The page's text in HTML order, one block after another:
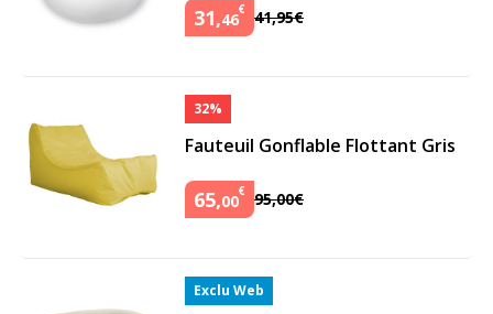
31,46€ 41,95€
32%
Fauteuil Gonflable Flottant Gris
65,00€ 95,00€
Exclu Web